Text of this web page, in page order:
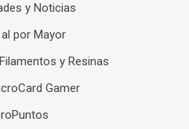
y Noticias
por Mayor
y Resinas
Gamer